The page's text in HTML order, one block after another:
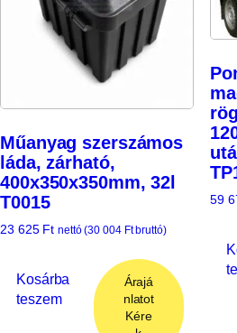
Műanyag szerszámos
láda, zárható,
400x350x350mm, 32l
T0015
23 625 Ft nettó (30 004 Ftbruttó)
Kosárba
teszem
Árajá
nlatot
Kére
59